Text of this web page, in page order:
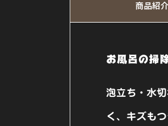
商品紹介
お風呂の掃
泡立ち・水
く、キズも